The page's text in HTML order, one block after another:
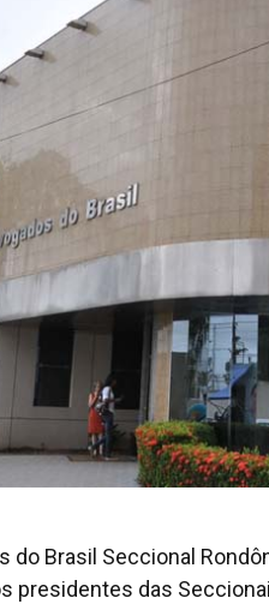
do Brasil Seccional
presidentes das